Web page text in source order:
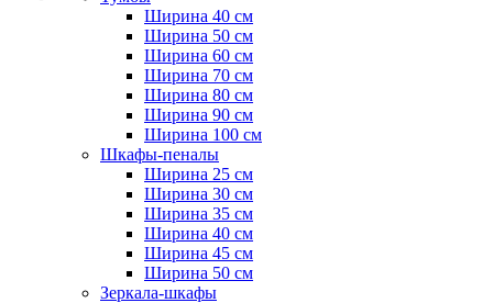
Ширина 40 см
Ширина 50 см
Ширина 60 см
Ширина 70 см
Ширина 80 см
Ширина 90 см
Ширина 100 см
Шкафы-пеналы
Ширина 25 см
Ширина 30 см
Ширина 35 см
Ширина 40 см
Ширина 45 см
Ширина 50 см
Зеркала-шкафы